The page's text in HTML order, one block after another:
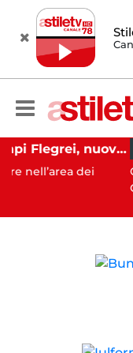
Paura ai Campi Flegrei, nuova scossa e sciame sismico
dei